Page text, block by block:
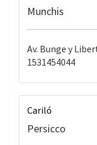
Munchis
Av. Bunge y
1531454044
Cariló
Persicco